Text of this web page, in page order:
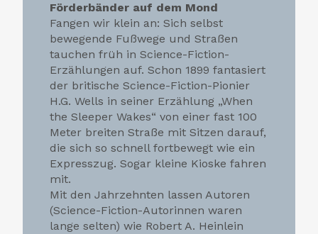
Förderbänder auf dem Mond
Fangen wir klein an: Sich selbst
bewegende Fußwege und Straßen
tauchen früh in Science-Fiction-
Erzählungen auf. Schon 1899 fantasiert
der britische Science-Fiction-Pionier
H.G. Wells in seiner Erzählung „When
the Sleeper Wakes“ von einer fast 100
Meter breiten Straße mit Sitzen darauf,
die sich so schnell fortbewegt wie ein
Expresszug. Sogar kleine Kioske fahren
mit.
Mit den Jahrzehnten lassen Autoren
(Science-Fiction-Autorinnen waren
lange selten) wie Robert A. Heinlein